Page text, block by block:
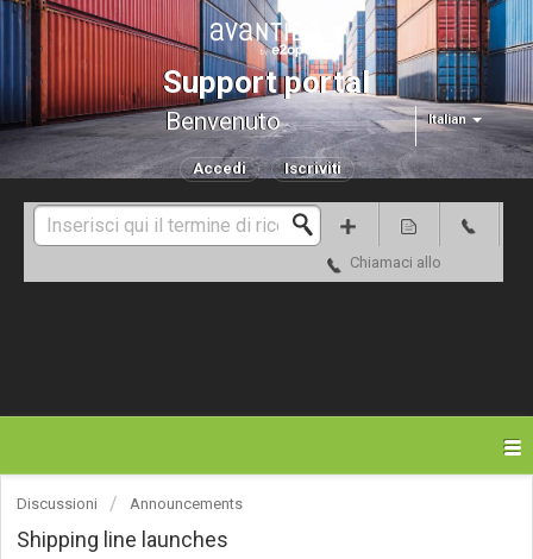
Support portal
Italian
Benvenuto
Accedi Iscriviti
Chiamaci allo
Discussioni Announcements
Shipping line launches